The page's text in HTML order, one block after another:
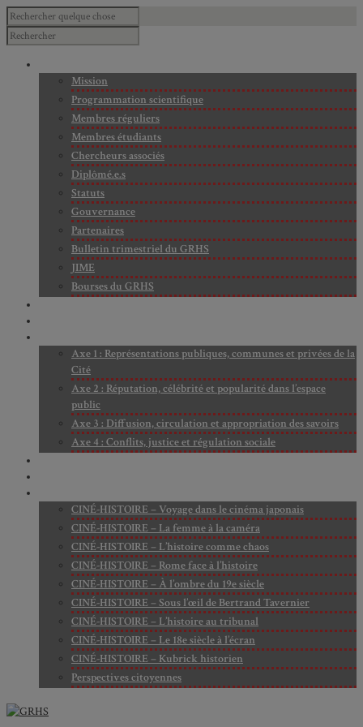
Mission
Programmation scientifique
Membres réguliers
Membres étudiants
Chercheurs associés
Diplômé.e.s
Statuts
Gouvernance
Partenaires
Bulletin trimestriel du GRHS
JIME
Bourses du GRHS
Axe 1 : Représentations publiques, communes et privées de la
Cité
Axe 2 : Réputation, célébrité et popularité dans l’espace
public
Axe 3 : Diffusion, circulation et appropriation des savoirs
Axe 4 : Conflits, justice et régulation sociale
CINÉ-HISTOIRE – Voyage dans le cinéma japonais
CINÉ-HISTOIRE – La femme à la caméra
CINÉ-HISTOIRE – L’histoire comme chaos
CINÉ-HISTOIRE – Rome face à l’histoire
CINÉ-HISTOIRE – À l’ombre du 19e siècle
CINÉ-HISTOIRE – Sous l’œil de Bertrand Tavernier
CINÉ-HISTOIRE – L’histoire au tribunal
CINÉ-HISTOIRE – Le 18e siècle à l’écran
CINÉ-HISTOIRE – Kubrick historien
Perspectives citoyennes